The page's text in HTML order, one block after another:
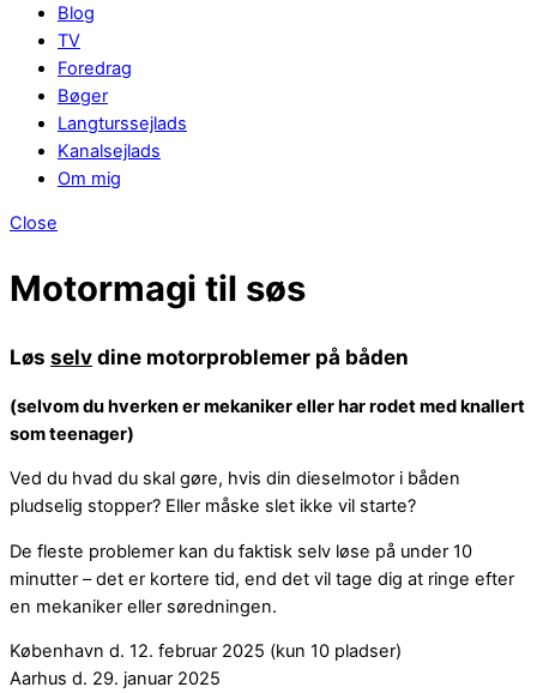
Blog
TV
Foredrag
Bøger
Langturssejlads
Kanalsejlads
Om mig
Close
Motormagi til søs
Løs selvdine motorproblemer på båden
(selvom du hverken er mekaniker eller har rodet med knallert
som teenager)
Ved du hvad du skal gøre, hvis din dieselmotor i båden
pludselig stopper? Eller måske slet ikke vil starte?
De fleste problemer kan du faktisk selv løse på under 10
minutter – det er kortere tid, end det vil tage dig at ringe efter
en mekaniker eller søredningen.
København d. 12. februar 2025 (kun 10 pladser)
Aarhus d. 29. januar 2025